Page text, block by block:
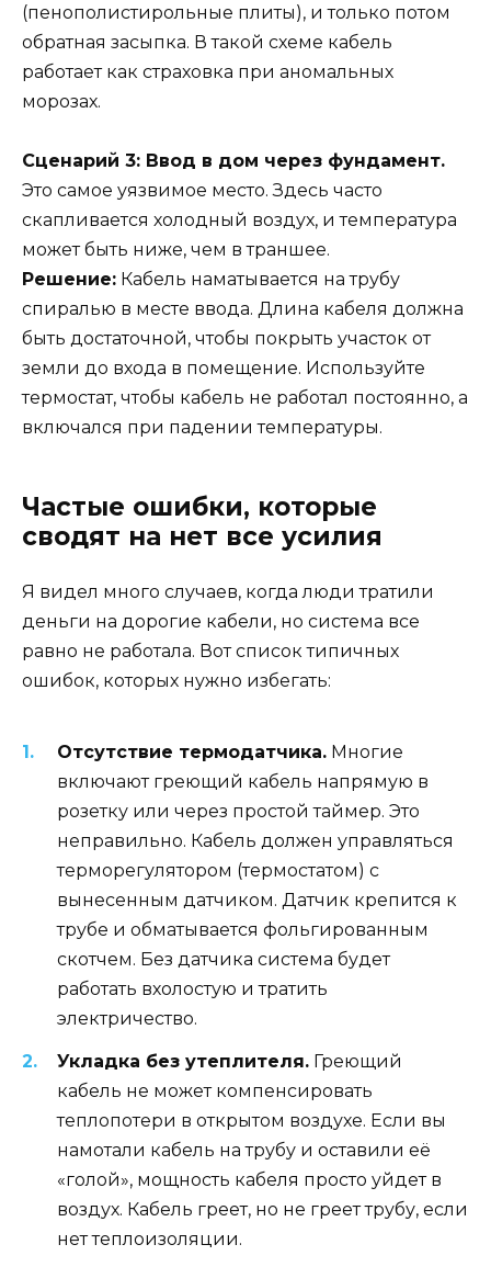
(пенополистирольные плиты), и только потом
обратная засыпка. В такой схеме кабель
работает как страховка при аномальных
морозах.
Сценарий 3: Ввод в дом через фундамент.
Это самое уязвимое место. Здесь часто
скапливается холодный воздух, и температура
может быть ниже, чем в траншее.
Решение: Кабель наматывается на трубу
спиралью в месте ввода. Длина кабеля должна
быть достаточной, чтобы покрыть участок от
земли до входа в помещение. Используйте
термостат, чтобы кабель не работал постоянно, а
включался при падении температуры.
Частые ошибки, которые
сводят на нет все усилия
Я видел много случаев, когда люди тратили
деньги на дорогие кабели, но система все
равно не работала. Вот список типичных
ошибок, которых нужно избегать:
Отсутствие термодатчика. Многие
включают греющий кабель напрямую в
розетку или через простой таймер. Это
неправильно. Кабель должен управляться
терморегулятором (термостатом) с
вынесенным датчиком. Датчик крепится к
трубе и обматывается фольгированным
скотчем. Без датчика система будет
работать вхолостую и тратить
электричество.
Укладка без утеплителя. Греющий
кабель не может компенсировать
теплопотери в открытом воздухе. Если вы
намотали кабель на трубу и оставили её
«голой», мощность кабеля просто уйдет в
воздух. Кабель греет, но не греет трубу, если
нет теплоизоляции.